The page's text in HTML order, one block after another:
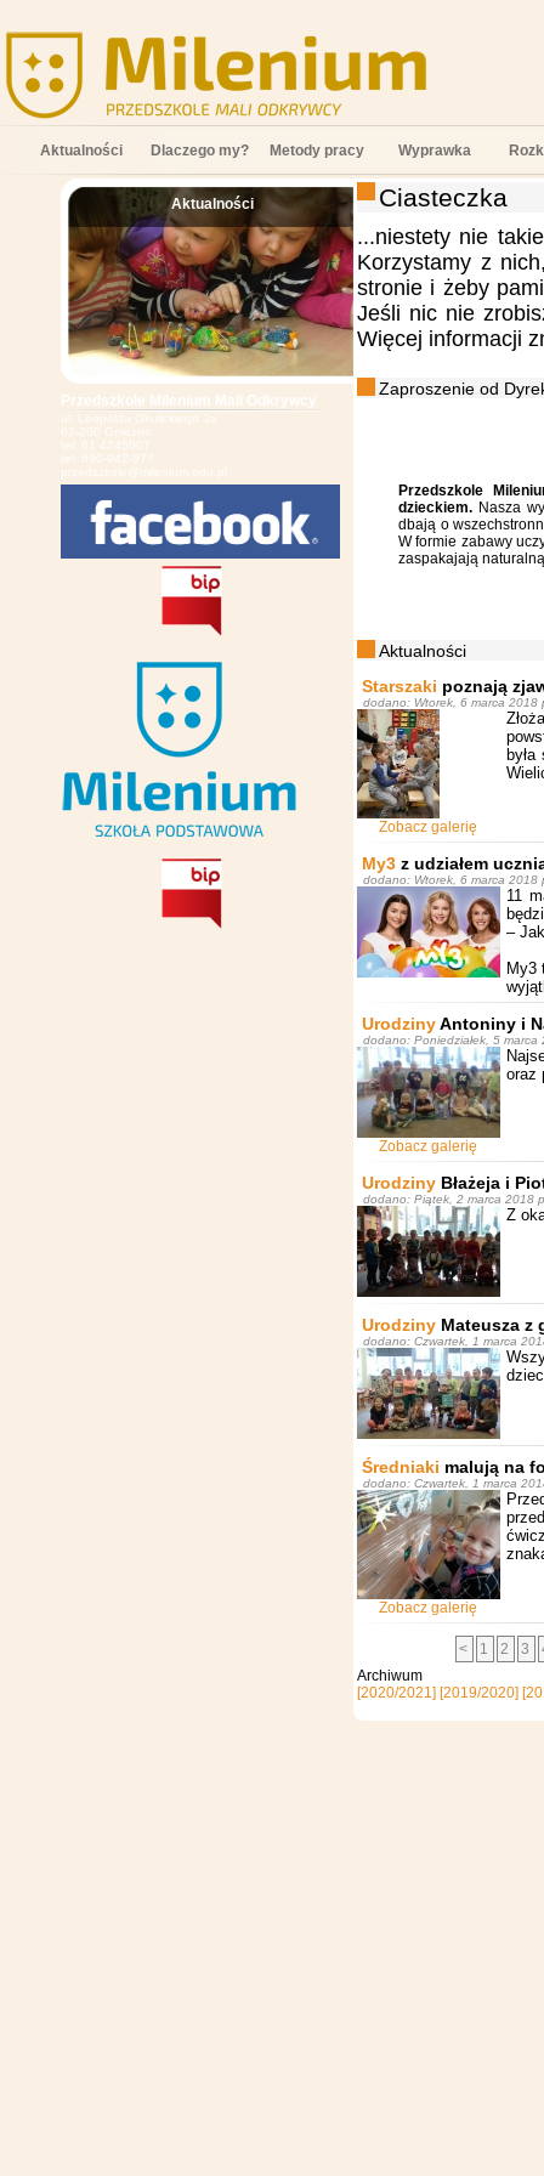
Aktualności Dlaczego my? Metody pracy Wyprawka
Aktualności
Przedszkole Milenium Mali Odkrywcy
ul. Leopolda Okulickiego 3a
62-200 Gniezno
tel: 61 4245007
tel: 690-942-977
przedszkole@milenium.edu.pl
Ciasteczka
...niestety nie
Korzystamy z
stronie i żeby
Jeśli nic nie
Więcej informacji
Zaproszenie od
Przedszkole
dzieckiem. Nasza
dbają o
W formie zabawy
zaspakajają
Aktualności
Starszaki poznają
dodano: Wtorek, 6 marca 2018
Zobacz galerię
My3 z udziałem
dodano: Wtorek, 6 marca 2018
11
–
My3
UrodzinyAntoniny i
dodano: Poniedziałek, 5
Zobacz galerię
oraz
Urodziny Błażeja i
dodano: Piątek, 2 marca 2018
Z
Urodziny Mateusza z
dodano: Czwartek, 1 marca
Średniaki malują na
dodano: Czwartek, 1 marca
Zobacz galerię
< 1 2 3
[2020/2021] [2019/2020]